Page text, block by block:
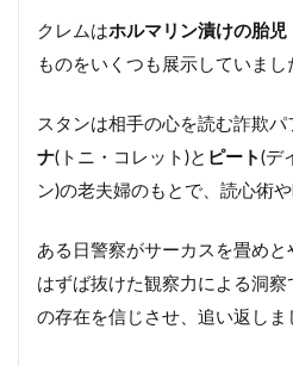
クレムはホルマリン漬けの胎児
ものをいくつも展示していまし
スタンは相手の心を読む詐欺パ
ナ(トニ・コレット)と ピート (デ
ン)の老夫婦のもとで、読心術
ある日警察がサーカスを畳め
はずば抜けた観察力による洞
の存在を信じさせ、追い返しま